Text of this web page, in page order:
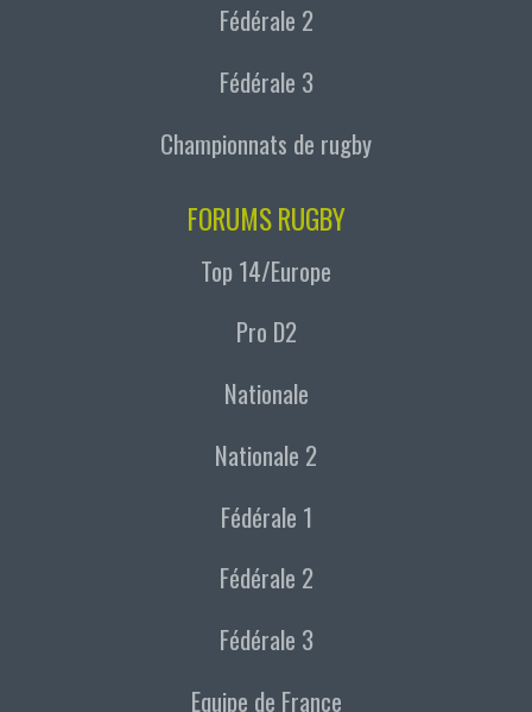
Fédérale 2
Fédérale 3
Championnats de rugby
FORUMS RUGBY
Top 14/Europe
Pro D2
Nationale
Nationale 2
Fédérale 1
Fédérale 2
Fédérale 3
Equipe de France